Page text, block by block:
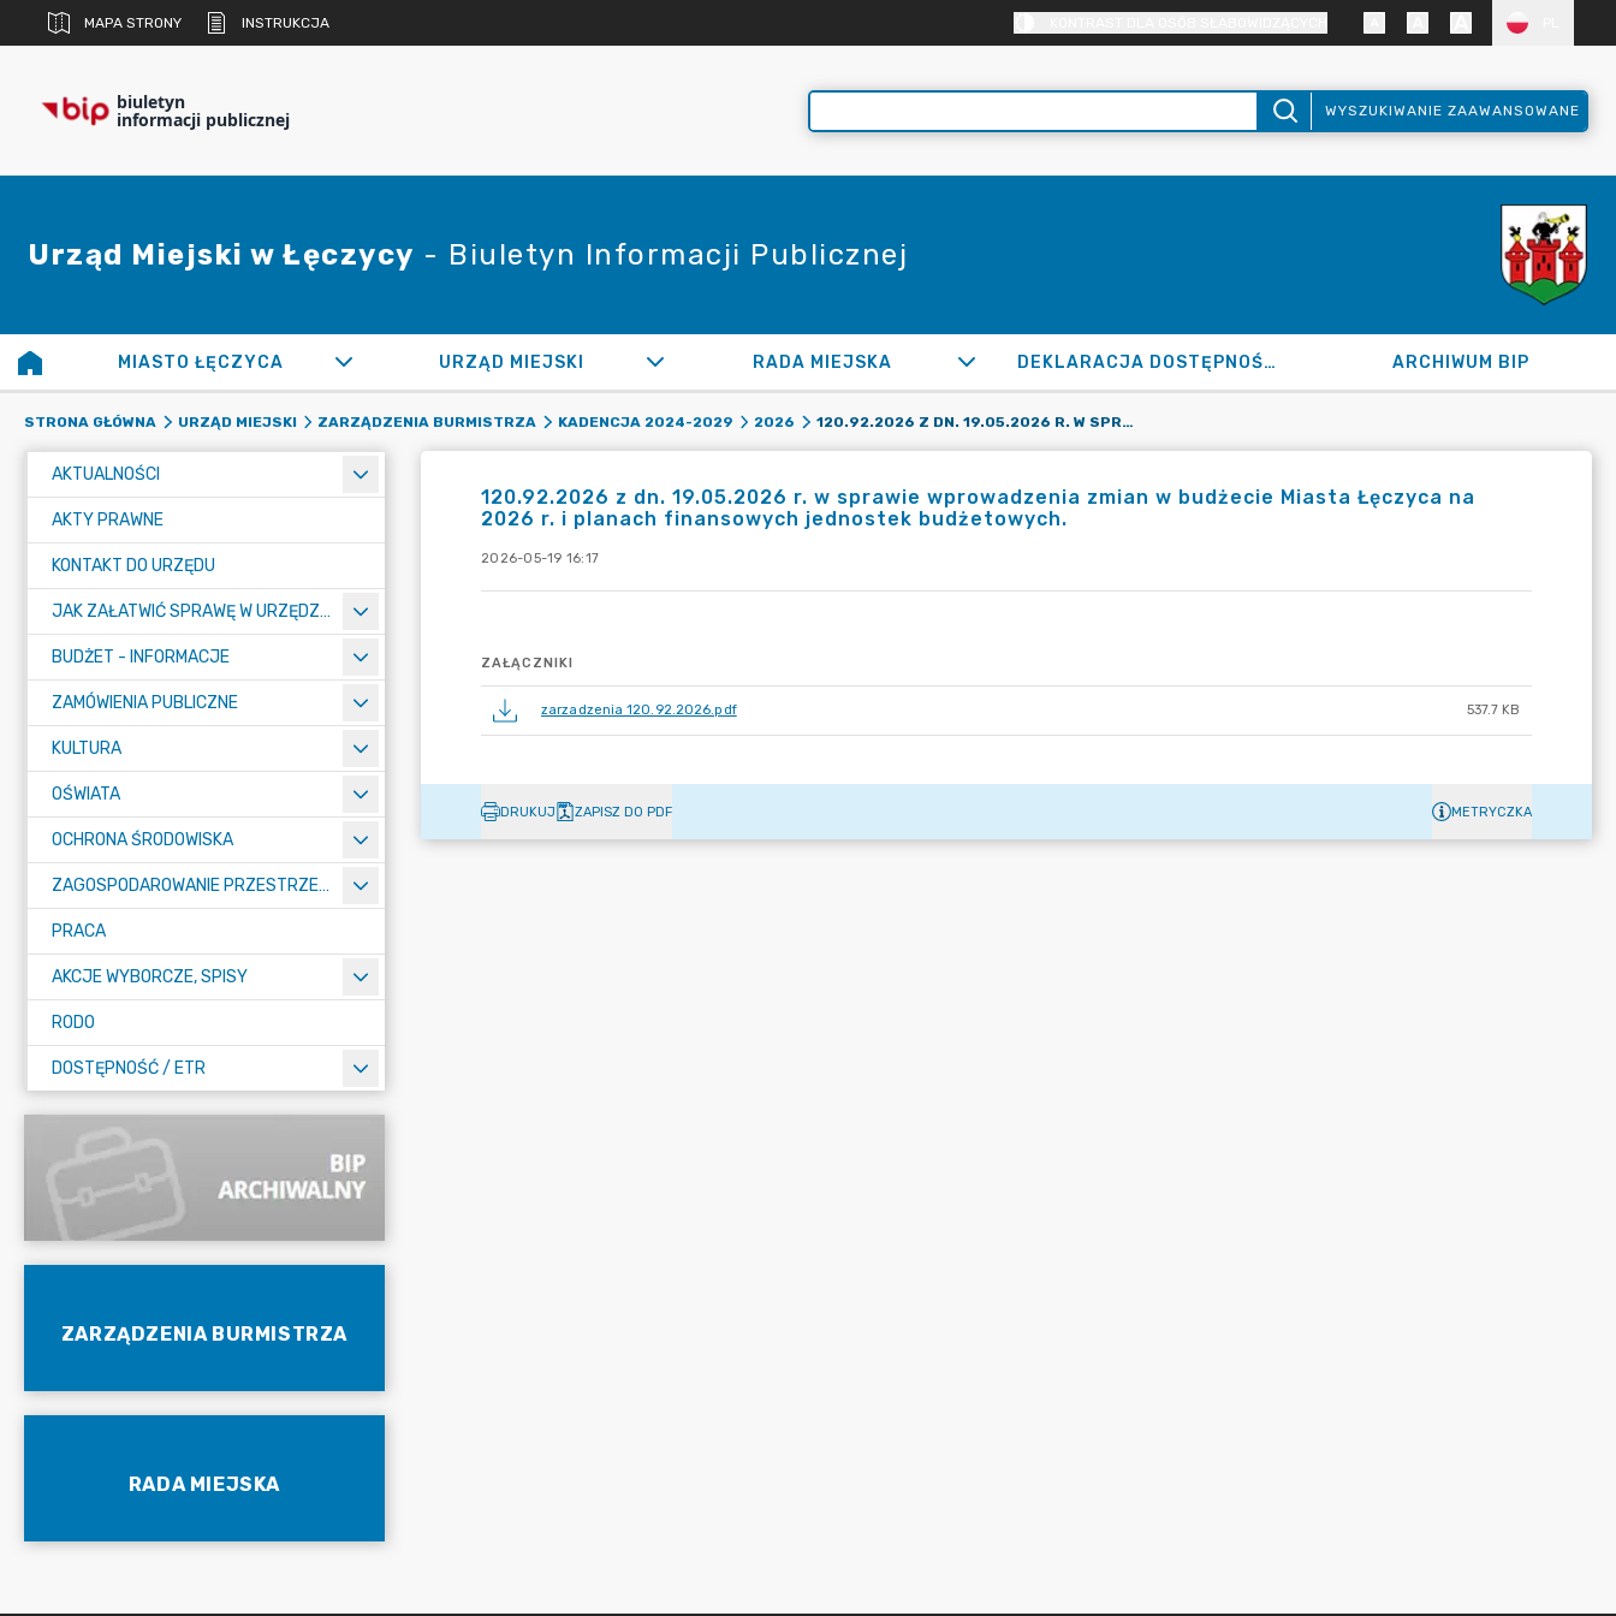
MAPA STRONY INSTRUKCJA
biuletyn
informacji publicznej WYSZUKIWANIE ZAAWANSOWANE
Urząd Miejski w Łęczycy - Biuletyn Informacji Publicznej
MIASTO ŁĘCZYCA URZĄD MIEJSKI RADA MIEJSKA DEKLARACJA DOSTĘPNOŚCI ARCHIWUM BIP
STRONA GŁÓWNA URZĄD MIEJSKI ZARZĄDZENIA BURMISTRZA KADENCJA 2024-2029 2026 120.92.2026 Z DN. 19.05.2026 R. W SPRAWIE WPROWADZENIA ZMIAN W BUDŻECIE MIASTA ŁĘCZYCA NA 2026 R. I PLANACH FINANSOWYCH JEDNOSTEK BUDŻETOWYCH.
AKTUALNOŚCI
AKTY PRAWNE
KONTAKT DO URZĘDU
JAK ZAŁATWIĆ SPRAWĘ W URZĘDZIE
BUDŻET - INFORMACJE
ZAMÓWIENIA PUBLICZNE
KULTURA
OŚWIATA
OCHRONA ŚRODOWISKA
ZAGOSPODAROWANIE PRZESTRZENNE
PRACA
AKCJE WYBORCZE, SPISY
RODO
DOSTĘPNOŚĆ / ETR
ZARZĄDZENIA BURMISTRZA
RADA MIEJSKA
120.92.2026 z dn. 19.05.2026 r. w sprawie wprowadzenia zmian w budżecie Miasta Łęczyca na
2026 r. i planach finansowych jednostek budżetowych.
2026-05-19 16:17
ZAŁĄCZNIKI
zarzadzenia 120.92.2026.pdf 537.7 KB
DRUKUJ ZAPISZ DO PDF METRYCZKA